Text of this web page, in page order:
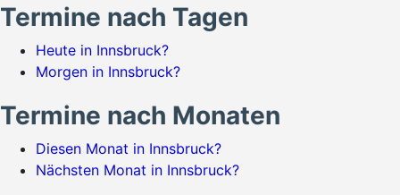
Termine nach Tagen
Heute in Innsbruck?
Morgen in Innsbruck?
Termine nach Monaten
Diesen Monat in Innsbruck?
Nächsten Monat in Innsbruck?